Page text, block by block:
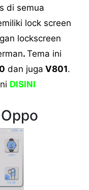
di semua
lock screen
lockscreen
.Tema ini
dan juga V801.
DISINI